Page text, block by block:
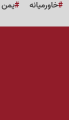
خاورمیانه
یمن